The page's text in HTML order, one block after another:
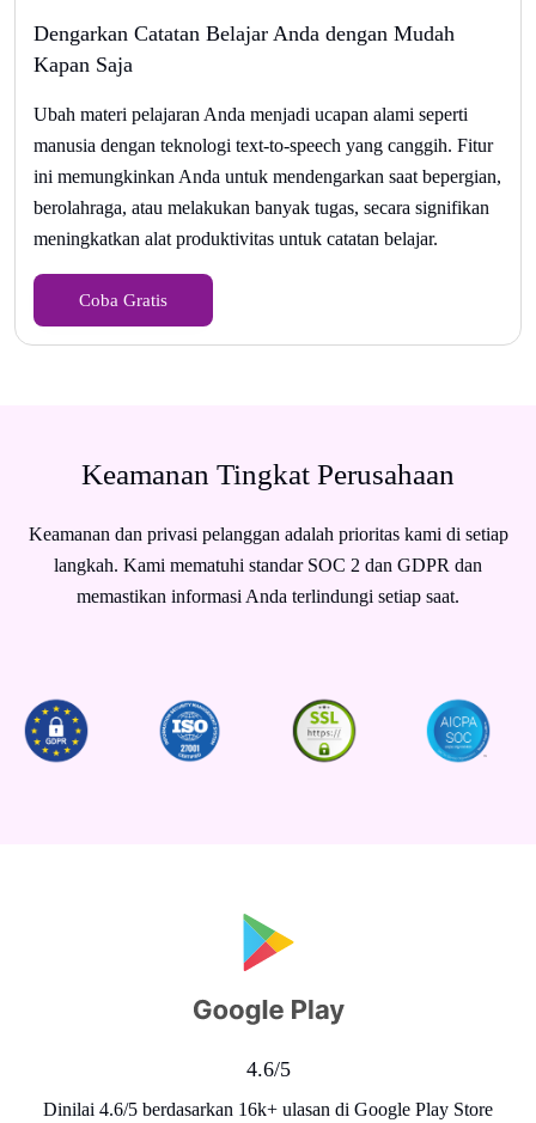
Dengarkan Catatan Belajar Anda dengan Mudah
Kapan Saja
Ubah materi pelajaran Anda menjadi ucapan alami seperti
manusia dengan teknologi text-to-speech yang canggih. Fitur
ini memungkinkan Anda untuk mendengarkan saat bepergian,
berolahraga, atau melakukan banyak tugas, secara signifikan
meningkatkan alat produktivitas untuk catatan belajar.
Coba Gratis
Keamanan Tingkat Perusahaan
Keamanan dan privasi pelanggan adalah prioritas kami di setiap
langkah. Kami mematuhi standar SOC 2 dan GDPR dan
memastikan informasi Anda terlindungi setiap saat.
4.6/5
Dinilai 4.6/5 berdasarkan 16k+ ulasan di Google Play Store